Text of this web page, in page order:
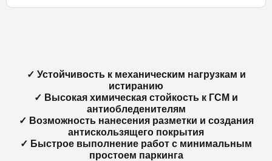
✓ Устойчивость к механическим нагрузкам и
истиранию
✓ Высокая химическая стойкость к ГСМ и
антиобледенителям
✓ Возможность нанесения разметки и создания
антискользящего покрытия
✓ Быстрое выполнение работ с минимальным
простоем паркинга